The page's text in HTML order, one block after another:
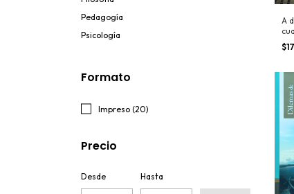
Pedagogía
Psicología
Formato
Impreso (20)
Precio
Desde Hasta
A